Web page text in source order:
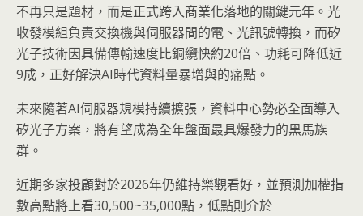
不再只是題材，而是正式跨入商業化落地的關鍵元年。光
收發模組負責交換機與伺服器間的電、光訊號轉換，而矽
光子技術因具備傳輸速度比銅纜快約20倍、功耗可降低近
9成，正好解決AI時代資料量暴增與的痛點。
未來隨著AI伺服器規模持續擴張，資料中心勢必全面導入
矽光子方案，將有望成為全年盤面最具爆發力的黑馬族
群。
近期多家投顧對於2026年仍維持樂觀看好，並預測加權指
數高點將上看30,500~35,000點，低點則介於